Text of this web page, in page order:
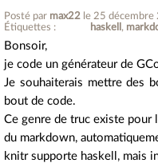
Posté par max22 le 25
Étiquettes :
haskell
Bonsoir,
je code un générateur de
Je souhaiterais mettre des
bout de code.
Ce genre de truc existe pour
du markdown,
knitr supporte haskell, mais